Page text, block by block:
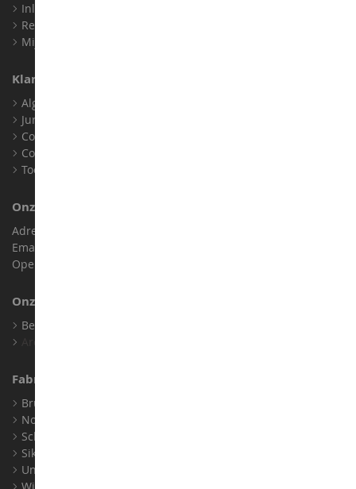
Inloggen
Registreren
Mijn loyaliteitspunten
Klantenservice
Algemene verkoopvoorwaarden
Juridische informatie
Contact
Cookies
Toegankelijkheid: niet conform
Onze Winkel
Adres : ZA LE Chemin, 61800 Montsecret
Email :
Openingstijden: Maandag tot zaterdag / 9:00-18:00 uur
Onze Merken
Bekijk Al Onze Merken
Fabrikanten
Bruder
Norev
Schuco
Siku
Universal Hobbies